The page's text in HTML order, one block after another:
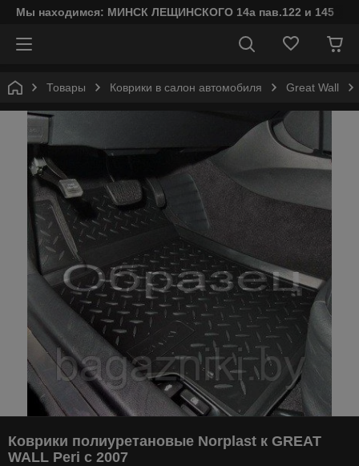
Мы находимся: МИНСК ЛЕЩИНСКОГО 14а пав.122 и 145
Товары Коврики в салон автомобиля Great Wall
Коврики полиуретановые Norplast к GREAT
WALL Peri с 2007